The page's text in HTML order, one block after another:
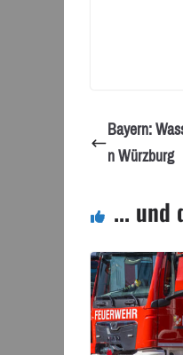
Bayern:
n Würzburg
... und